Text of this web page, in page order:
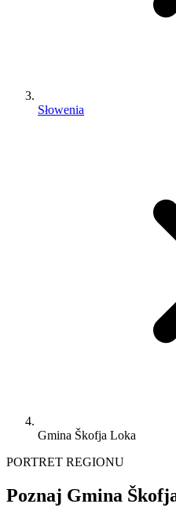
Słowenia
Gmina Škofja Loka
PORTRET REGIONU
Poznaj Gmina